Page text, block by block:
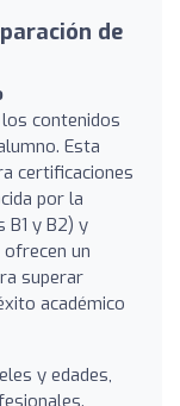
de
contenidos
Esta
certificaciones
por la
B1 y B2) y
un
superar
académico
y edades,